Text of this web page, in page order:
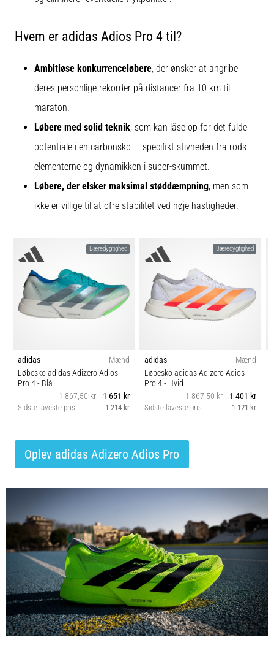
Hvem er adidas Adios Pro 4 til?
Ambitiøse konkurrenceløbere, der ønsker at angribe
deres personlige rekorder på distancer fra 10 km til
maraton.
Løbere med solid teknik, som kan låse op for det fulde
potentiale i en carbonsko — specifikt stivheden fra rods-
elementerne og dynamikken i super-skummet.
Løbere, der elsker maksimal støddæmpning, men som
ikke er villige til at ofre stabilitet ved høje hastigheder.
Bæredygtighed
adidas
Mænd
Løbesko adidas Adizero Adios
Pro 4- Blå
1 867,50 kr
1 651 kr
Sidste laveste pris 1 214 kr
Bæredygtighed
adidas
Mænd
Løbesko adidas Adizero Adios
Pro 4- Hvid
1 867,50 kr
1 401 kr
Sidste laveste pris 1 121 kr
Oplev adidas Adizero Adios Pro